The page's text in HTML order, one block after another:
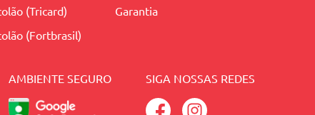
(Tricard)
(Fortbrasil)
Garantia
AMBIENTE SEGURO SIGA NOSSAS REDES